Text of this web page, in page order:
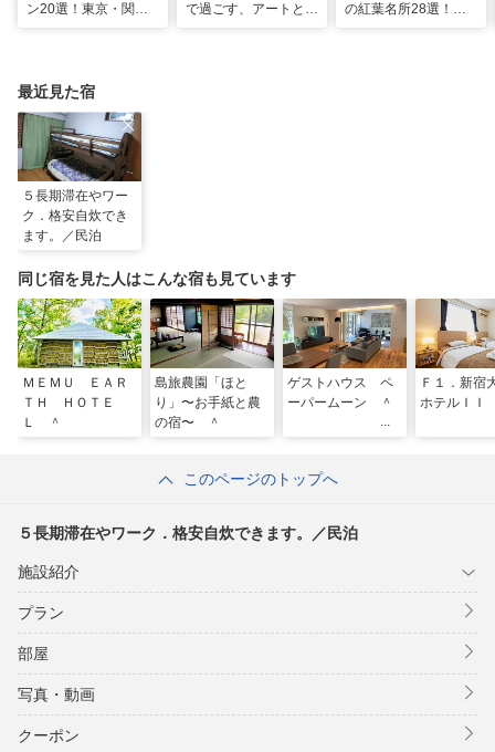
ン20選！東京・関東
で過ごす、アートとム
の紅葉名所28選！
最近見た宿
５長期滞在やワー
ク．格安自炊でき
ます。／民泊
同じ宿を見た人はこんな宿も見ています
ＭＥＭＵ ＥＡＲ
ＴＨ ＨＯＴＥ
Ｌ ＾
島旅農園「ほと
り」〜お手紙と農
の宿〜 ＾
ゲストハウス ペ
ーパームーン ＾
Ｆ１．新宿
ホテルＩ
このページのトップへ
５長期滞在やワーク．格安自炊できます。／民泊
施設紹介
プラン
部屋
写真・動画
クーポン